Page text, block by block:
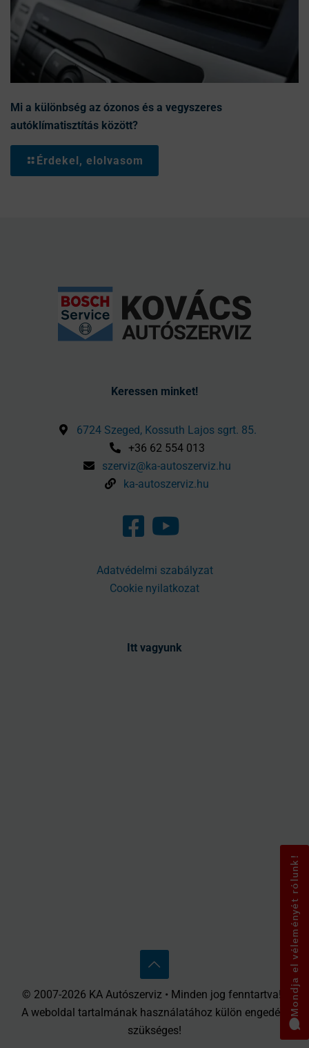
Mi a különbség az ózonos és a vegyszeres
autóklímatisztítás között?
Érdekel, elolvasom
Keressen minket!
6724 Szeged, Kossuth Lajos sgrt. 85.
+36 62 554 013
szerviz@ka-autoszerviz.hu
ka-autoszerviz.hu
Adatvédelmi szabályzat
Cookie nyilatkozat
Itt vagyunk
Mondja el véleményét rólunk!
© 2007-2026 KA Autószerviz • Minden jog fenntartva! •
A weboldal tartalmának használatához külön engedély
szükséges!